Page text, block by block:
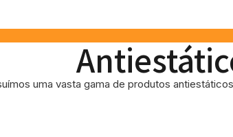
uma vasta gama de produtos